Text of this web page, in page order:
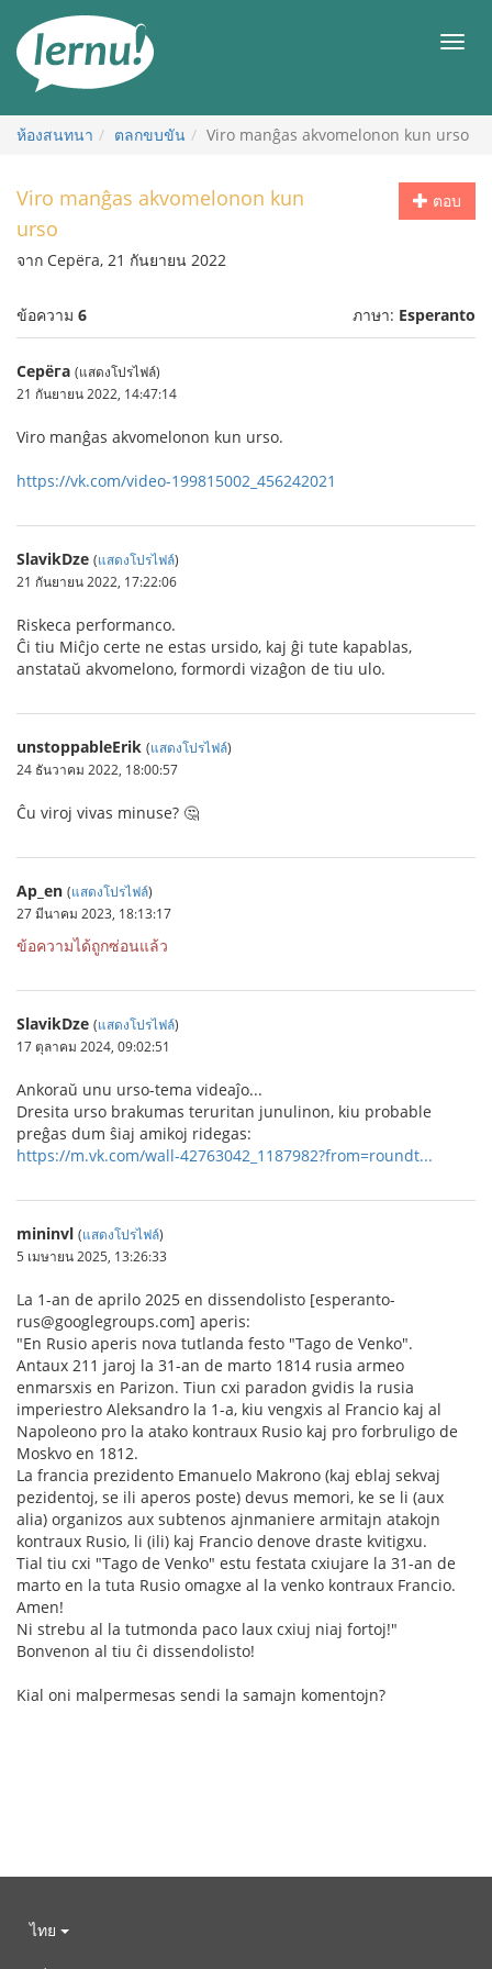
สารบัญ
เมนู
ห้องสนทนา ตลกขบขัน Viro manĝas akvomelonon kun urso
ตอบ
Viro manĝas akvomelonon kun
urso
จาก Серёга, 21 กันยายน 2022
ข้อความ 6 ภาษา: Esperanto
Серёга (แสดงโปรไฟล์)
21 กันยายน 2022, 14:47:14
Viro manĝas akvomelonon kun urso.
https://vk.com/video-199815002_456242021
SlavikDze (แสดงโปรไฟล์)
21 กันยายน 2022, 17:22:06
Riskeca performanco.
Ĉi tiu Miĉjo certe ne estas ursido, kaj ĝi tute kapablas,
anstataŭ akvomelono, formordi vizaĝon de tiu ulo.
unstoppableErik (แสดงโปรไฟล์)
24 ธันวาคม 2022, 18:00:57
Ĉu viroj vivas minuse? 🤔
Ap_en (แสดงโปรไฟล์)
27 มีนาคม 2023, 18:13:17
ข้อความได้ถูกซ่อนแล้ว
SlavikDze (แสดงโปรไฟล์)
17 ตุลาคม 2024, 09:02:51
Ankoraŭ unu urso-tema videaĵo...
Dresita urso brakumas teruritan junulinon, kiu probable
preĝas dum ŝiaj amikoj ridegas:
https://m.vk.com/wall-42763042_1187982?from=roundt...
mininvl (แสดงโปรไฟล์)
5 เมษายน 2025, 13:26:33
La 1-an de aprilo 2025 en dissendolisto [esperanto-
rus@googlegroups.com] aperis:
"En Rusio aperis nova tutlanda festo "Tago de Venko".
Antaux 211 jaroj la 31-an de marto 1814 rusia armeo
enmarsxis en Parizon. Tiun cxi paradon gvidis la rusia
imperiestro Aleksandro la 1-a, kiu vengxis al Francio kaj al
Napoleono pro la atako kontraux Rusio kaj pro forbruligo de
Moskvo en 1812.
La francia prezidento Emanuelo Makrono (kaj eblaj sekvaj
pezidentoj, se ili aperos poste) devus memori, ke se li (aux
alia) organizos aux subtenos ajnmaniere armitajn atakojn
kontraux Rusio, li (ili) kaj Francio denove draste kvitigxu.
Tial tiu cxi "Tago de Venko" estu festata cxiujare la 31-an de
marto en la tuta Rusio omagxe al la venko kontraux Francio.
Amen!
Ni strebu al la tutmonda paco laux cxiuj niaj fortoj!"
Bonvenon al tiu ĉi dissendolisto!
Kial oni malpermesas sendi la samajn komentojn?
ไทย